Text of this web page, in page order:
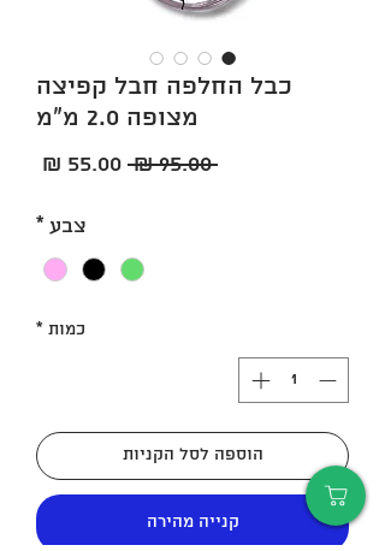
כבל החלפה חבל קפיצה
מצופה 2.0 מ"מ
‏95.00 ‏₪
מחיר
צבע*
כמות *
הוספה לסל הקניות
קנייה מהירה